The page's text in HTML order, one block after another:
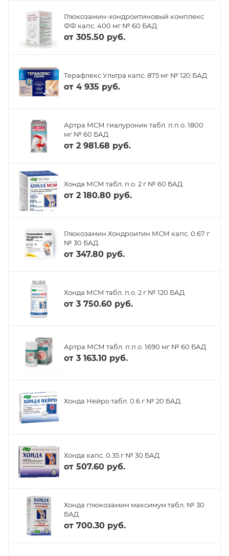
Глюкозамин-хондроитиновый комплекс
ФФ капс. 400 мг № 60 БАД
от 305.50 руб.
Терафлекс Ультра капс. 875 мг № 120 БАД
от 4 935 руб.
Артра МСМ гиалуроник табл. п.п.о. 1800
мг № 60 БАД
от 2 981.68 руб.
Хонда МСМ табл. п.о. 2 г № 60 БАД
от 2 180.80 руб.
Глюкозамин Хондроитин МСМ капс. 0.67 г
№ 30 БАД
от 347.80 руб.
Хонда МСМ табл. п.о. 2 г № 120 БАД
от 3 750.60 руб.
Артра МСМ табл. п.п.о. 1690 мг № 60 БАД
от 3 163.10 руб.
Хонда Нейро табл. 0.6 г № 20 БАД
Хонда капс. 0.35 г № 30 БАД
от 507.60 руб.
Хонда глюкозамин максимум табл. № 30
БАД
от 700.30 руб.